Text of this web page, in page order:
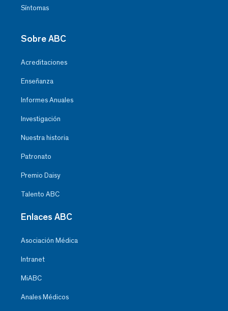
Síntomas
Sobre ABC
Acreditaciones
Enseñanza
Informes Anuales
Investigación
Nuestra historia
Patronato
Premio Daisy
Talento ABC
Enlaces ABC
Asociación Médica
Intranet
MiABC
Anales Médicos